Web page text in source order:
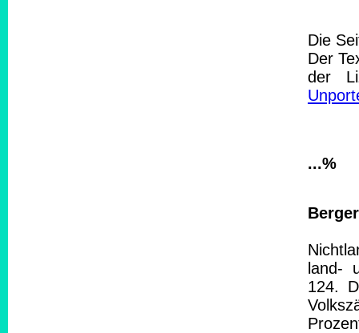
Die
Der
der
...%
land-
124.